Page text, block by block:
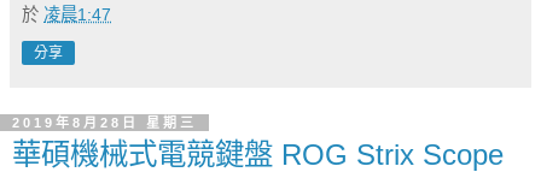
於 凌晨1:47
分享
2019年8月28日 星期三
華碩機械式電競鍵盤 ROG Strix Scope